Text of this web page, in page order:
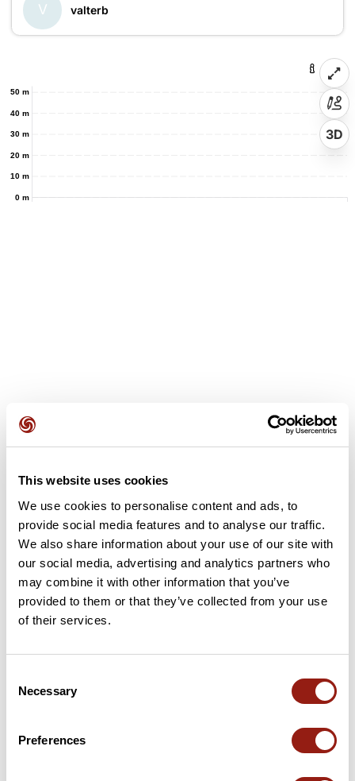
This website uses cookies
We use cookies to personalise content and ads, to
provide social media features and to analyse our traffic.
We also share information about your use of our site with
our social media, advertising and analytics partners who
may combine it with other information that you’ve
provided to them or that they’ve collected from your use
of their services.
Selection
Necessary
Preferences
V valterb
0 m
10 m
20 m
30 m
40 m
50 m
3D
Este recorrido aún no contiene opiniones. ¿Ya lo has
completado? ¡Deja la primera opinión!
Añadir una opinión
Descubre este recorrido de bicicleta de 153,5 km que comienza
en Melfi y termina en Morcone. Presenta un desnivel acumulado